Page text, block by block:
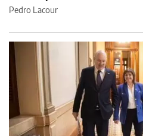
Pedro Lacour